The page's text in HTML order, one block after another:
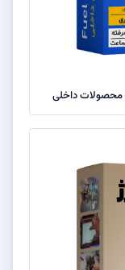
محصولات داخلی